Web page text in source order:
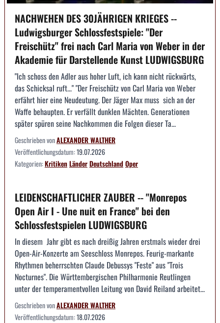
NACHWEHEN DES 30JÄHRIGEN KRIEGES --
Ludwigsburger Schlossfestspiele: "Der
Freischütz" frei nach Carl Maria von Weber in der
Akademie für Darstellende Kunst LUDWIGSBURG
"Ich schoss den Adler aus hoher Luft, ich kann nicht rückwärts,
das Schicksal ruft..." "Der Freischütz von Carl Maria von Weber
erfährt hier eine Neudeutung. Der Jäger Max muss sich an der
Waffe behaupten. Er verfällt dunklen Mächten. Generationen
später spüren seine Nachkommen die Folgen dieser Ta...
Geschrieben vonALEXANDER WALTHER
Veröffentlichungsdatum:19.07.2026
Kategorien:KritikenLänderDeutschlandOper
LEIDENSCHAFTLICHER ZAUBER -- "Monrepos
Open Air I - Une nuit en France" bei den
Schlossfestspielen LUDWIGSBURG
In diesem Jahr gibt es nach dreißig Jahren erstmals wieder drei
Open-Air-Konzerte am Seeschloss Monrepos. Feurig-markante
Rhythmen beherrschten Claude Debussys "Feste" aus "Trois
Nocturnes". Die Württembergischen Philharmonie Reutlingen
unter der temperamentvollen Leitung von David Reiland arbeitet...
Geschrieben vonALEXANDER WALTHER
Veröffentlichungsdatum:18.07.2026